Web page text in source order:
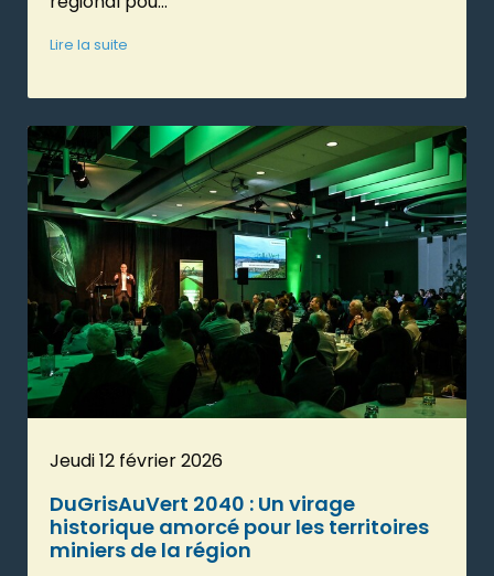
Lire la suite
Jeudi 12 février 2026
DuGrisAuVert 2040 : Un virage
historique amorcé pour les territoires
miniers de la région